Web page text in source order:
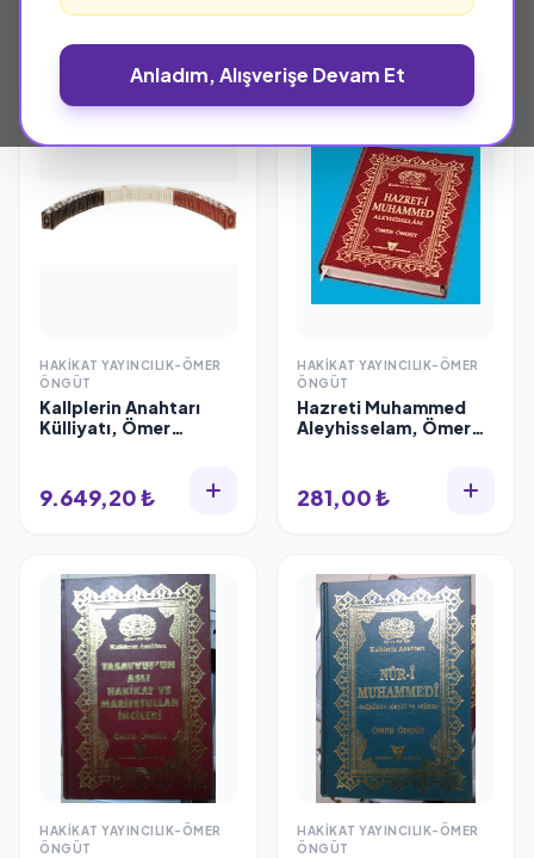
Anladım, Alışverişe Devam Et
HAKIKAT YAYINCILIK-ÖMER
ÖNGÜT
Kallplerin Anahtarı
Külliyatı, Ömer
9.649,20 ₺
HAKIKAT YAYINCILIK-ÖMER
ÖNGÜT
Hazreti Muhammed
Aleyhisselam, Ömer
281,00 ₺
HAKIKAT YAYINCILIK-ÖMER
ÖNGÜT
HAKIKAT YAYINCILIK-ÖMER
ÖNGÜT